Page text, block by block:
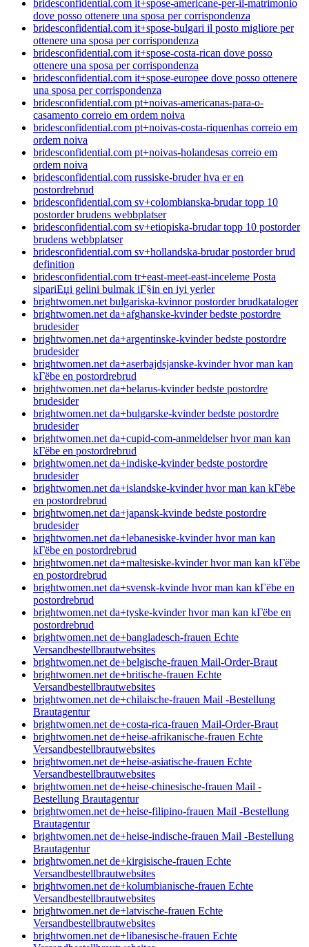
bridesconfidential.com it+spose-americane-per-il-matrimonio
dove posso ottenere una sposa per corrispondenza
bridesconfidential.com it+spose-bulgari il posto migliore per
ottenere una sposa per corrispondenza
bridesconfidential.com it+spose-costa-rican dove posso
ottenere una sposa per corrispondenza
bridesconfidential.com it+spose-europee dove posso ottenere
una sposa per corrispondenza
bridesconfidential.com pt+noivas-americanas-para-o-
casamento correio em ordem noiva
bridesconfidential.com pt+noivas-costa-riquenhas correio em
ordem noiva
bridesconfidential.com pt+noivas-holandesas correio em
ordem noiva
bridesconfidential.com russiske-bruder hva er en
postordrebrud
bridesconfidential.com sv+colombianska-brudar topp 10
postorder brudens webbplatser
bridesconfidential.com sv+etiopiska-brudar topp 10 postorder
brudens webbplatser
bridesconfidential.com sv+hollandska-brudar postorder brud
definition
bridesconfidential.com tr+east-meet-east-inceleme Posta
sipariЕџi gelini bulmak iГ§in en iyi yerler
brightwomen.net bulgariska-kvinnor postorder brudkataloger
brightwomen.net da+afghanske-kvinder bedste postordre
brudesider
brightwomen.net da+argentinske-kvinder bedste postordre
brudesider
brightwomen.net da+aserbajdsjanske-kvinder hvor man kan
kГёbe en postordrebrud
brightwomen.net da+belarus-kvinder bedste postordre
brudesider
brightwomen.net da+bulgarske-kvinder bedste postordre
brudesider
brightwomen.net da+cupid-com-anmeldelser hvor man kan
kГёbe en postordrebrud
brightwomen.net da+indiske-kvinder bedste postordre
brudesider
brightwomen.net da+islandske-kvinder hvor man kan kГёbe
en postordrebrud
brightwomen.net da+japansk-kvinde bedste postordre
brudesider
brightwomen.net da+lebanesiske-kvinder hvor man kan
kГёbe en postordrebrud
brightwomen.net da+maltesiske-kvinder hvor man kan kГёbe
en postordrebrud
brightwomen.net da+svensk-kvinde hvor man kan kГёbe en
postordrebrud
brightwomen.net da+tyske-kvinder hvor man kan kГёbe en
postordrebrud
brightwomen.net de+bangladesch-frauen Echte
Versandbestellbrautwebsites
brightwomen.net de+belgische-frauen Mail-Order-Braut
brightwomen.net de+britische-frauen Echte
Versandbestellbrautwebsites
brightwomen.net de+chilaische-frauen Mail -Bestellung
Brautagentur
brightwomen.net de+costa-rica-frauen Mail-Order-Braut
brightwomen.net de+heise-afrikanische-frauen Echte
Versandbestellbrautwebsites
brightwomen.net de+heise-asiatische-frauen Echte
Versandbestellbrautwebsites
brightwomen.net de+heise-chinesische-frauen Mail -
Bestellung Brautagentur
brightwomen.net de+heise-filipino-frauen Mail -Bestellung
Brautagentur
brightwomen.net de+heise-indische-frauen Mail -Bestellung
Brautagentur
brightwomen.net de+kirgisische-frauen Echte
Versandbestellbrautwebsites
brightwomen.net de+kolumbianische-frauen Echte
Versandbestellbrautwebsites
brightwomen.net de+latvische-frauen Echte
Versandbestellbrautwebsites
brightwomen.net de+libanesische-frauen Echte